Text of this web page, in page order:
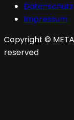
Datenschutz
Impressum
Copyright ©
reserved